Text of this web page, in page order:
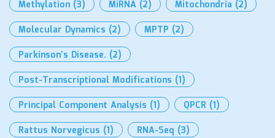
Methylation (3) MiRNA (2) Mitochondria (2)
Molecular Dynamics (2) MPTP (2)
Parkinson’s Disease. (2)
Post-Transcriptional Modifications (1)
Principal Component Analysis (1) QPCR (1)
Rattus Norvegicus (1) RNA-Seq (3)